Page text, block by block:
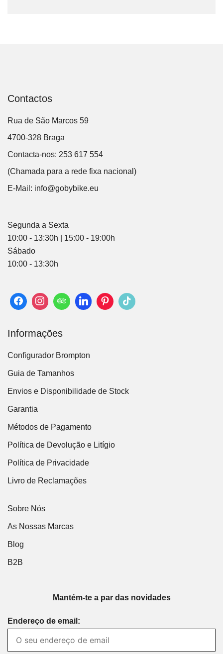
Contactos
Rua de São Marcos 59
4700-328 Braga
Contacta-nos: 253 617 554
(Chamada para a rede fixa nacional)
E-Mail: info@gobybike.eu
Segunda a Sexta
10:00 - 13:30h | 15:00 - 19:00h
Sábado
10:00 - 13:30h
Informações
Configurador Brompton
Guia de Tamanhos
Envios e Disponibilidade de Stock
Garantia
Métodos de Pagamento
Política de Devolução e Litígio
Política de Privacidade
Livro de Reclamações
Sobre Nós
As Nossas Marcas
Blog
B2B
Mantém-te a par das novidades
Endereço de email: